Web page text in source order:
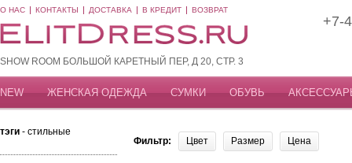
О НАС КОНТАКТЫ ДОСТАВКА В КРЕДИТ ВОЗВРАТ
SHOW ROOM БОЛЬШОЙ КАРЕТНЫЙ ПЕР, Д 20, СТР. 3
+7-
NEW ЖЕНСКАЯ ОДЕЖДА СУМКИ ОБУВЬ
тэги - стильные
Фильтр: Цвет Размер Цена